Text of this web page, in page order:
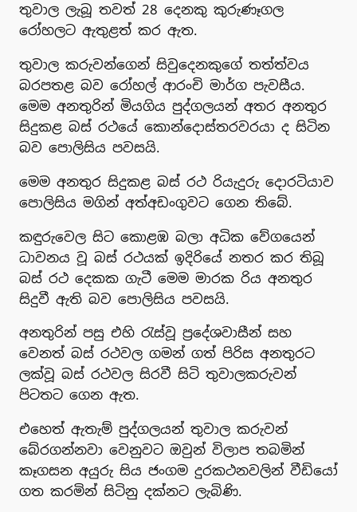
තුවාල ලැබූ තවත් 28 දෙනකු කුරුණෑගල
රෝහලට ඇතුළත් කර ඇත.
තුවාල කරුවන්ගෙන් සිවුදෙනකුගේ තත්ත්වය
බරපතළ බව රෝහල් ආරංචි මාර්ග පැවසීය.
මෙම අනතුරින් මියගිය පුද්ගලයන් අතර අනතුර
සිදුකළ බස් රථයේ කොන්දොස්තරවරයා ද සිටින
බව පොලිසිය පවසයි.
මෙම අනතුර සිදුකළ බස් රථ රියැදුරු දොරටියාව
පොලිසිය මගින් අත්අඩංගුවට ගෙන තිබේ.
කඳුරුවෙල සිට කොළඹ බලා අධික වේගයෙන්
ධාවනය වූ බස් රථයක් ඉදිරියේ නතර කර තිබූ
බස් රථ දෙකක ගැටී මෙම මාරක රිය අනතුර
සිදුවී ඇති බව පොලිසිය පවසයි.
අනතුරින් පසු එහි රැස්වූ ප්‍රදේශවාසීන් සහ
වෙනත් බස් රථවල ගමන් ගත් පිරිස අනතුරට
ලක්වූ බස් රථවල සිරවී සිටි තුවාලකරුවන්
පිටතට ගෙන ඇත.
එහෙත් ඇතැම් පුද්ගලයන් තුවාල කරුවන්
බේරගන්නවා වෙනුවට ඔවුන් විලාප තබමින්
කෑගසන අයුරු සිය ජංගම දුරකථනවලින් වීඩියෝ
ගත කරමින් සිටිනු දක්නට ලැබිණි.